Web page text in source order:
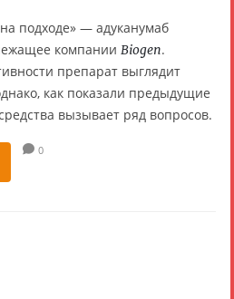
подходе» — адуканумаб
компании Biogen.
препарат выглядит
как показали предыдущие
вызывает ряд вопросов.
0